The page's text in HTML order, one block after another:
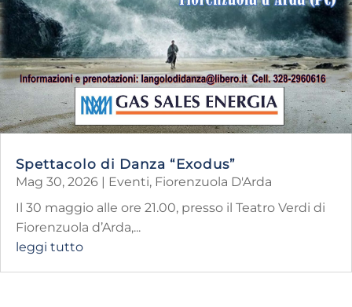
Spettacolo di Danza “Exodus”
Mag 30, 2026 | Eventi, Fiorenzuola D'Arda
Il 30 maggio alle ore 21.00, presso il Teatro Verdi di
Fiorenzuola d’Arda,...
leggi tutto